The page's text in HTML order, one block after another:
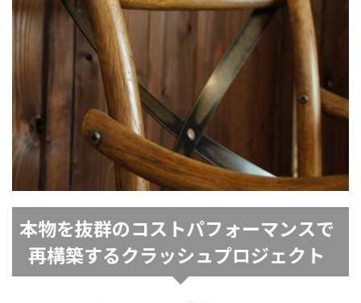
本物を抜群のコストパフォーマンスで
再構築するクラッシュプロジェクト